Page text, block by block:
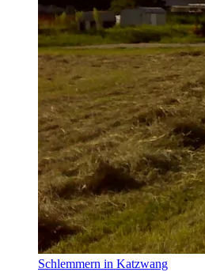
Schlemmern in Katzwang